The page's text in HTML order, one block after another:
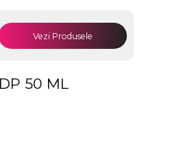
Vezi Produsele
50 ML